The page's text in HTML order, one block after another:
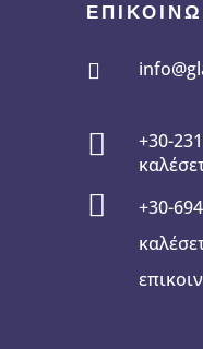


+30-

+30-